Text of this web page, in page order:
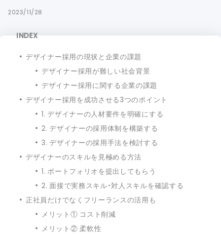
2023/11/28
INDEX
デザイナー採用の現状と企業の課題
デザイナー採用が難しい社会背景
デザイナー採用に関する企業の課題
デザイナー採用を成功させる3つのポイント
1. デザイナーの人材要件を明確にする
2. デザイナーの採用体制を構築する
3. デザイナーの採用手法を検討する
デザイナーのスキルを見極める方法
1. ポートフォリオを提出してもらう
2. 面接で実務スキル・対人スキルを確認する
正社員だけでなくフリーランスの活用も
メリット① コスト削減
メリット② 柔軟性